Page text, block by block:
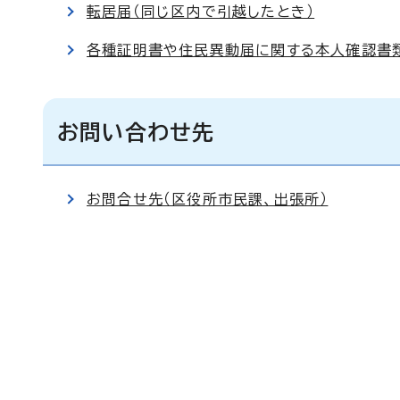
転居届（同じ区内で引越したとき）
各種証明書や住民異動届に関する本人確認書
お問い合わせ先
お問合せ先（区役所市民課、出張所）